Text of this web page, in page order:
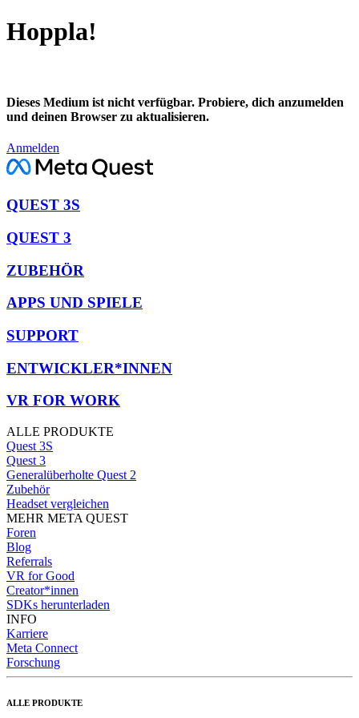
Hoppla!
Dieses Medium ist nicht verfügbar. Probiere, dich anzumelden
und deinen Browser zu aktualisieren.
Anmelden
QUEST 3S
QUEST 3
ZUBEHÖR
APPS UND SPIELE
SUPPORT
ENTWICKLER*INNEN
VR FOR WORK
ALLE PRODUKTE
Quest 3S
Quest 3
Generalüberholte Quest 2
Zubehör
Headset vergleichen
MEHR META QUEST
Foren
Blog
Referrals
VR for Good
Creator*innen
SDKs herunterladen
INFO
Karriere
Meta Connect
Forschung
ALLE PRODUKTE